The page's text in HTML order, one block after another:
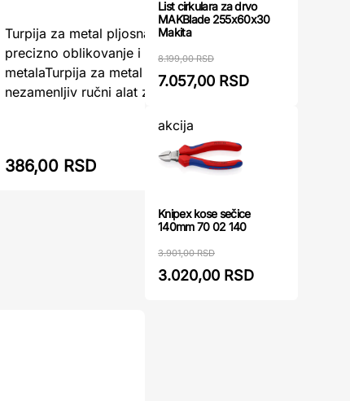
Turpija za metal pljosnata TOPEX –
precizno oblikovanje i glatka obrada
metalaTurpija za metal pljosnata TOPEX je
nezamenljiv ručni alat za sve koji r ...
386,00 RSD
List cirkulara za drvo
MAKBlade 255x60x30
Makita
8.199,00 RSD
7.057,00 RSD
akcija
Knipex kose sečice
140mm 70 02 140
3.901,00 RSD
3.020,00 RSD